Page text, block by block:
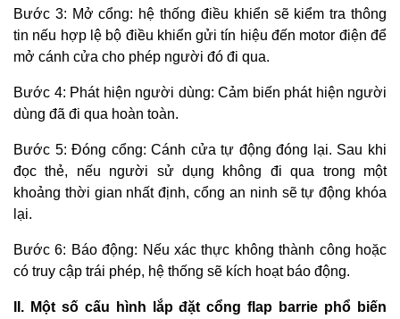
Bước 3: Mở cổng: hệ thống điều khiển sẽ kiểm tra thông
tin nếu hợp lệ bộ điều khiển gửi tín hiệu đến motor điện để
mở cánh cửa cho phép người đó đi qua.
Bước 4: Phát hiện người dùng: Cảm biến phát hiện người
dùng đã đi qua hoàn toàn.
Bước 5: Đóng cổng: Cánh cửa tự động đóng lại. Sau khi
đọc thẻ, nếu người sử dụng không đi qua trong một
khoảng thời gian nhất định, cổng an ninh sẽ tự động khóa
lại.
Bước 6: Báo động: Nếu xác thực không thành công hoặc
có truy cập trái phép, hệ thống sẽ kích hoạt báo động.
II. Một số cấu hình lắp đặt cổng flap barrie phổ biến